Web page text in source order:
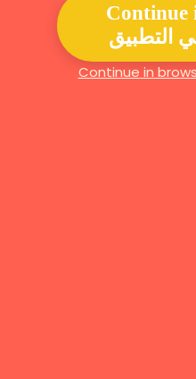
Continue
التطبيق